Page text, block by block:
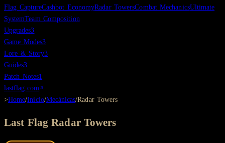
Flag CaptureCashbot EconomyRadar TowersCombat MechanicsUltimate
SystemTeam Composition
Upgrades3
Game Modes3
Lore & Story3
Guides3
Patch Notes1
lastflag.com
>Home/Inicio/Mecánicas/Radar Towers
Last FlagRadar Towers